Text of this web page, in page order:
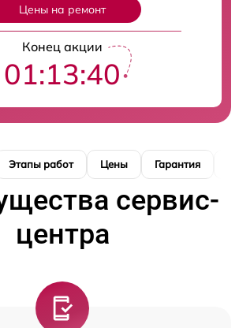
Цены на ремонт
Конец акции
01:13:40
Этапы работ Цены Гарантия
сервис-
центра